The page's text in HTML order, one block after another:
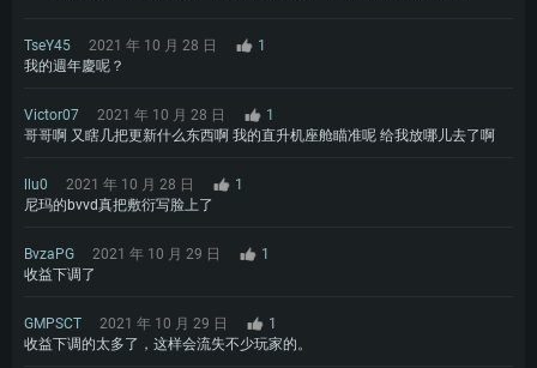
TseY45 2021 年 10 月 28 日
1
我的週年慶呢？
Victor07 2021 年 10 月 28 日
1
哥哥啊 又瞎几把更新什么东西啊 我的直升机座舱瞄准呢 给我放哪儿去了啊
llu0 2021 年 10 月 28 日
1
尼玛的bvvd真把敷衍写脸上了
BvzaPG 2021 年 10 月 29 日
1
收益下调了
GMPSCT 2021 年 10 月 29 日
1
收益下调的太多了，这样会流失不少玩家的。